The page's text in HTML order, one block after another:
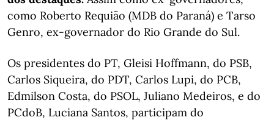
como Roberto Requião (MDB do Paraná) e Tarso
Genro, ex-governador do Rio Grande do Sul.
Os presidentes do PT, Gleisi Hoffmann, do PSB,
Carlos Siqueira, do PDT, Carlos Lupi, do PCB,
Edmilson Costa, do PSOL, Juliano Medeiros, e do
PCdoB, Luciana Santos, participam do